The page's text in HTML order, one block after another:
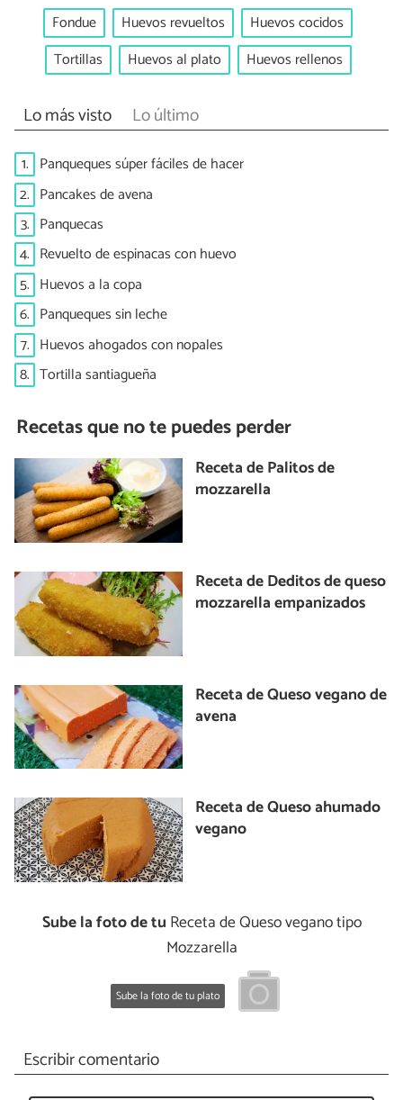
Fondue Huevos revueltos
Huevos cocidos
Tortillas
Huevos al plato Huevos rellenos
Lo más visto Lo último
1. Panqueques súper fáciles de hacer
2. Pancakes de avena
3. Panquecas
4. Revuelto de espinacas con huevo
5. Huevos a la copa
6. Panqueques sin leche
7. Huevos ahogados con nopales
8. Tortilla santiagueña
Recetas que no te puedes perder
Receta de Palitos de
mozzarella
Receta de Deditos de queso
mozzarella empanizados
Receta de Queso vegano de
avena
Receta de Queso ahumado
vegano
Sube la foto de tu Receta de Queso vegano tipo
Mozzarella
Sube la foto de tu plato
Escribir comentario